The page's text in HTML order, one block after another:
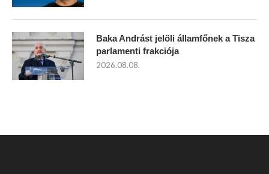
Baka Andrást jelöli államfőnek a Tisza
parlamenti frakciója
2026.08.08.